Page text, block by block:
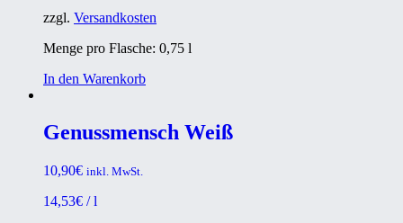
zzgl. Versandkosten
Menge pro Flasche: 0,75 l
In den Warenkorb
Genussmensch Weiß
10,90€ inkl. MwSt.
14,53€ /l